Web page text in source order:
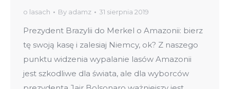
o lasach By adamz 31 sierpnia 2019
Prezydent Brazylii do Merkel o Amazonii: bierz
tę swoją kasę i zalesiaj Niemcy, ok? Z naszego
punktu widzenia wypalanie lasów Amazonii
jest szkodliwe dla świata, ale dla wyborców